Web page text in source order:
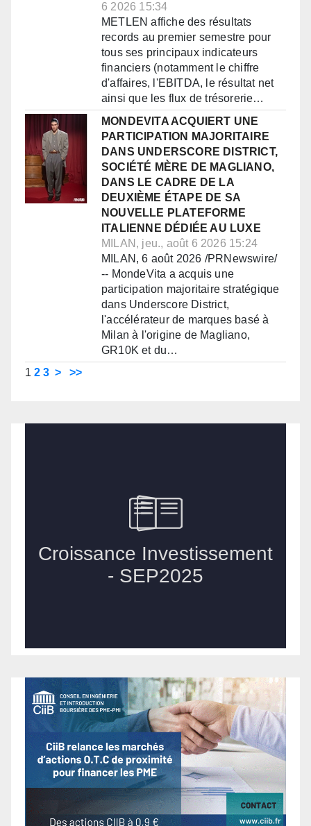
6 2026 15:34
METLEN affiche des résultats
records au premier semestre pour
tous ses principaux indicateurs
financiers (notamment le chiffre
d'affaires, l'EBITDA, le résultat net
ainsi que les flux de trésorerie…
MONDEVITA ACQUIERT UNE
PARTICIPATION MAJORITAIRE
DANS UNDERSCORE DISTRICT,
SOCIÉTÉ MÈRE DE MAGLIANO,
DANS LE CADRE DE LA
DEUXIÈME ÉTAPE DE SA
NOUVELLE PLATEFORME
ITALIENNE DÉDIÉE AU LUXE
MILAN, jeu., août 6 2026 15:24
MILAN, 6 août 2026 /PRNewswire/
-- MondeVita a acquis une
participation majoritaire stratégique
dans Underscore District,
l'accélérateur de marques basé à
Milan à l'origine de Magliano,
GR10K et du…
1 2 3 > >>